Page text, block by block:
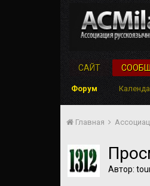
САЙТ
Форум
Главная
Автор: